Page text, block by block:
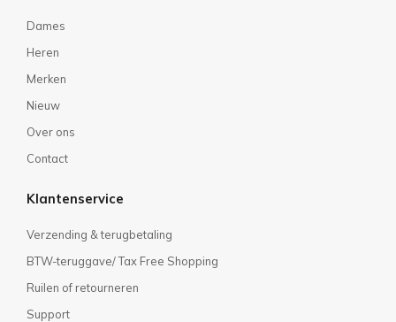
Dames
Heren
Merken
Nieuw
Over ons
Contact
Klantenservice
Verzending & terugbetaling
BTW-teruggave/ Tax Free Shopping
Ruilen of retourneren
Support